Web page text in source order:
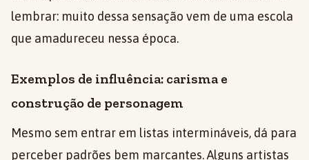
lembrar: muito dessa sensação vem de uma escola
que amadureceu nessa época.
Exemplos de influência: carisma e
construção de personagem
Mesmo sem entrar em listas intermináveis, dá para
perceber padrões bem marcantes. Alguns artistas